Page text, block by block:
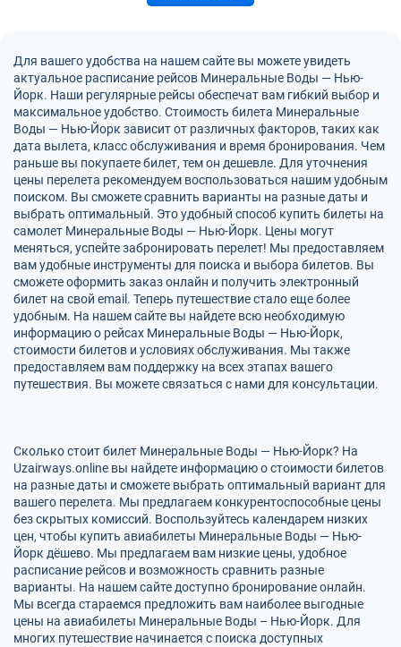
Для вашего удобства на нашем сайте вы можете увидеть
актуальное расписание рейсов Минеральные Воды — Нью-
Йорк. Наши регулярные рейсы обеспечат вам гибкий выбор и
максимальное удобство. Стоимость билета Минеральные
Воды — Нью-Йорк зависит от различных факторов, таких как
дата вылета, класс обслуживания и время бронирования. Чем
раньше вы покупаете билет, тем он дешевле. Для уточнения
цены перелета рекомендуем воспользоваться нашим удобным
поиском. Вы сможете сравнить варианты на разные даты и
выбрать оптимальный. Это удобный способ купить билеты на
самолет Минеральные Воды — Нью-Йорк. Цены могут
меняться, успейте забронировать перелет! Мы предоставляем
вам удобные инструменты для поиска и выбора билетов. Вы
сможете оформить заказ онлайн и получить электронный
билет на свой email. Теперь путешествие стало еще более
удобным. На нашем сайте вы найдете всю необходимую
информацию о рейсах Минеральные Воды — Нью-Йорк,
стоимости билетов и условиях обслуживания. Мы также
предоставляем вам поддержку на всех этапах вашего
путешествия. Вы можете связаться с нами для консультации.
Сколько стоит билет Минеральные Воды — Нью-Йорк? На
Uzairways.online вы найдете информацию о стоимости билетов
на разные даты и сможете выбрать оптимальный вариант для
вашего перелета. Мы предлагаем конкурентоспособные цены
без скрытых комиссий. Воспользуйтесь календарем низких
цен, чтобы купить авиабилеты Минеральные Воды — Нью-
Йорк дёшево. Мы предлагаем вам низкие цены, удобное
расписание рейсов и возможность сравнить разные
варианты. На нашем сайте доступно бронирование онлайн.
Мы всегда стараемся предложить вам наиболее выгодные
цены на авиабилеты Минеральные Воды – Нью-Йорк. Для
многих путешествие начинается с поиска доступных